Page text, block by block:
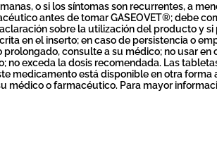
o si los síntomas son recurrentes, a
antes de tomar GASEOVET®; debe
sobre la utilización del producto y si
en el inserto; en caso de persistencia o
consulte a su médico; no usar en
no exceda la dosis recomendada. Las
medicamento está disponible en otra forma
médico o farmacéutico. Para mayor